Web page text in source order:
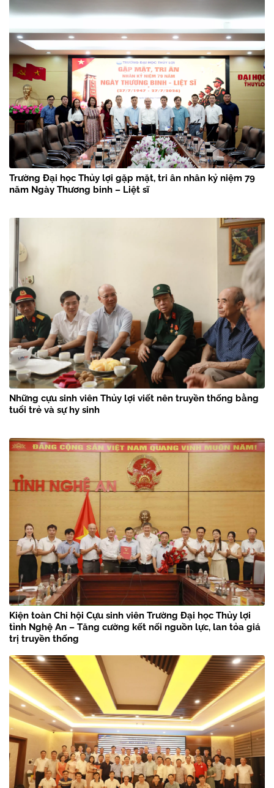
Trường Đại học Thủy lợi gặp mặt, tri ân nhân kỷ niệm 79
năm Ngày Thương binh – Liệt sĩ
Những cựu sinh viên Thủy lợi viết nên truyền thống bằng
tuổi trẻ và sự hy sinh
Kiện toàn Chi hội Cựu sinh viên Trường Đại học Thủy lợi
tỉnh Nghệ An – Tăng cường kết nối nguồn lực, lan tỏa giá
trị truyền thống